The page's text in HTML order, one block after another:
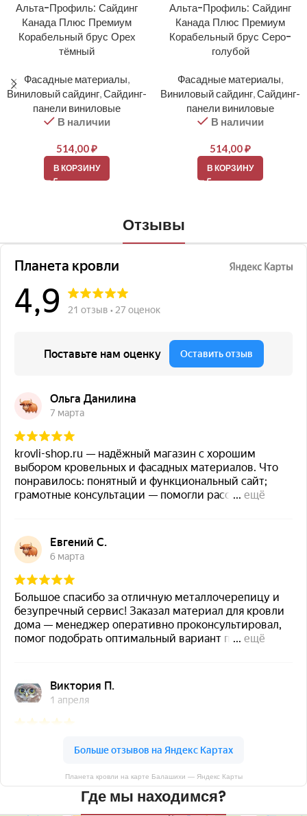
Альта-Профиль: Сайдинг
Канада Плюс Премиум
Корабельный брус Орех
тёмный
Фасадные материалы,
Виниловый сайдинг,Сайдинг-
панели виниловые
В наличии
514,00₽
В КОРЗИНУ
Альта-Профиль: Сайдинг
Канада Плюс Премиум
Корабельный брус Серо-
голубой
Фасадные материалы,
Виниловый сайдинг,Сайдинг-
панели виниловые
В наличии
514,00₽
В КОРЗИНУ
Отзывы
Планета кровли на карте Балашихи — Яндекс Карты
Где мы находимся?